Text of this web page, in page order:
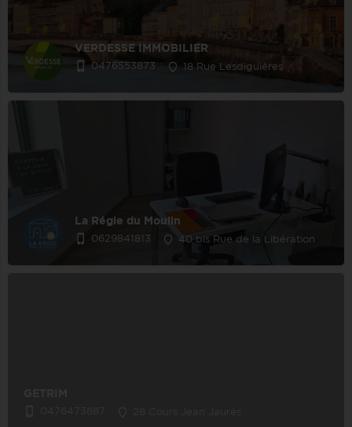
VERDESSE IMMOBILIER
0476553873 18 Rue Lesdiguières
La Régie du Moulin
0629841813 40 bis Rue de la Libération